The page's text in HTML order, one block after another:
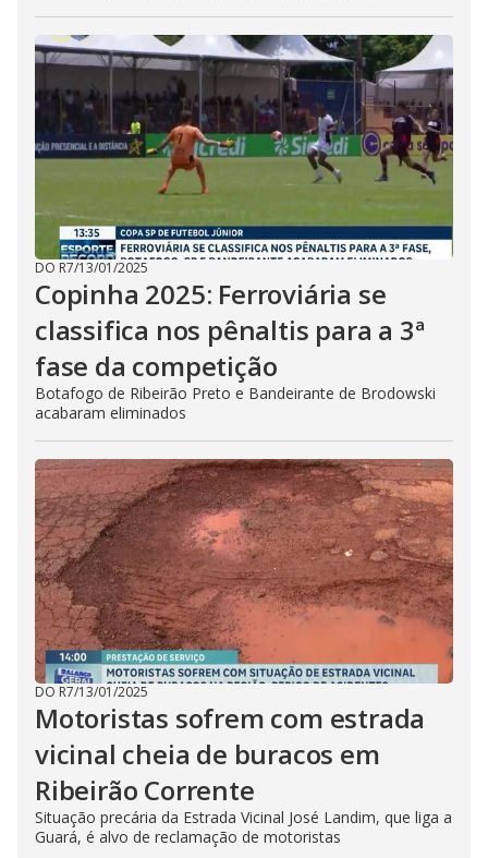
DO R7/13/01/2025
Copinha 2025: Ferroviária se
classifica nos pênaltis para a 3ª
fase da competição
Botafogo de Ribeirão Preto e Bandeirante de Brodowski
acabaram eliminados
DO R7/13/01/2025
Motoristas sofrem com estrada
vicinal cheia de buracos em
Ribeirão Corrente
Situação precária da Estrada Vicinal José Landim, que liga a
Guará, é alvo de reclamação de motoristas